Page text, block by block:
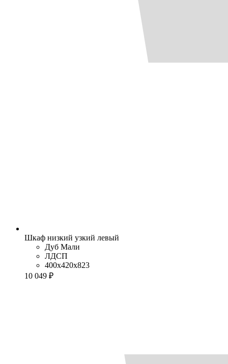
Шкаф низкий узкий левый
Дуб Мали
ЛДСП
400x420x823
10 049 ₽